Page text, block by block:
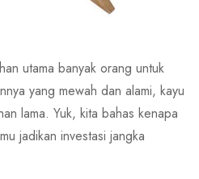
utama banyak orang untuk
yang mewah dan alami, kayu
lama. Yuk, kita bahas kenapa
jadikan investasi jangka